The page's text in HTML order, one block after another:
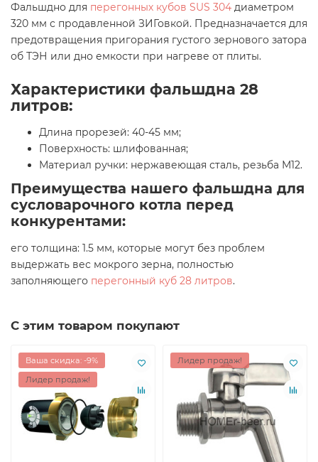
Фальшдно для перегонных кубов SUS 304 диаметром
320 мм с продавленной ЗИГовкой. Предназначается для
предотвращения пригорания густого зернового затора
об ТЭН или дно емкости при нагреве от плиты.
Характеристики фальшдна 28
литров:
Длина прорезей: 40-45 мм;
Поверхность: шлифованная;
Материал ручки: нержавеющая сталь, резьба М12.
Преимущества нашего фальшдна для
сусловарочного котла перед
конкурентами:
его толщина: 1.5 мм, которые могут без проблем
выдержать вес мокрого зерна, полностью
заполняющего перегонный куб 28 литров.
С этим товаром покупают
Ваша скидка: -9%
Лидер продаж!
Лидер продаж!